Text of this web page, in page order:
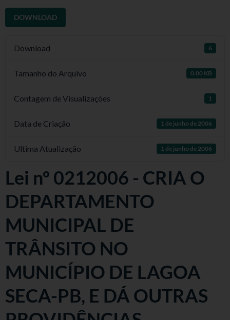
DOWNLOAD
Download 6
Tamanho do Arquivo 0.00 KB
Contagem de Visualizações 1
Data de Criação 1 de junho de 2006
Ultima Atualização 1 de junho de 2006
Lei nº 0212006 - CRIA O
DEPARTAMENTO
MUNICIPAL DE
TRÂNSITO NO
MUNICÍPIO DE LAGOA
SECA-PB, E DÁ OUTRAS